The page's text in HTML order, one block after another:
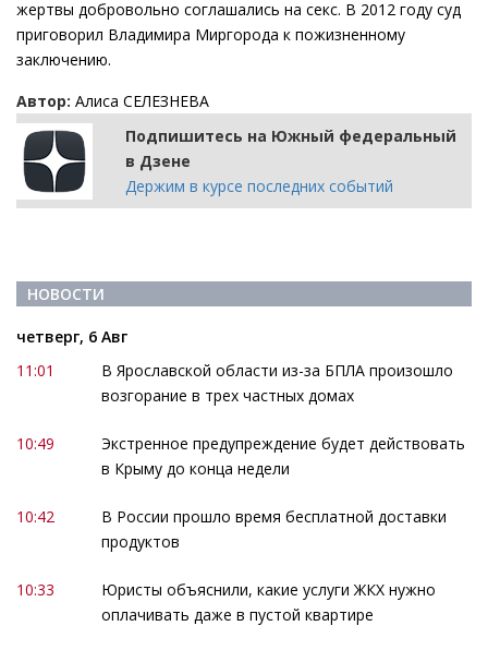
жертвы добровольно соглашались на секс. В 2012 году суд
приговорил Владимира Миргорода к пожизненному
заключению.
Автор: Алиса СЕЛЕЗНЕВА
Подпишитесь на Южный федеральный
в Дзене
Держим в курсе последних событий
НОВОСТИ
четверг, 6 Авг
11:01
В Ярославской области из-за БПЛА произошло
возгорание в трех частных домах
10:49
Экстренное предупреждение будет действовать
в Крыму до конца недели
10:42
В России прошло время бесплатной доставки
продуктов
10:33
Юристы объяснили, какие услуги ЖКХ нужно
оплачивать даже в пустой квартире